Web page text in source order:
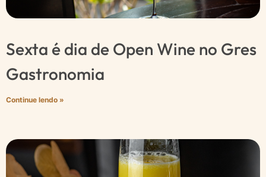
Sexta é dia de Open Wine no Gres
Gastronomia
Continue lendo »